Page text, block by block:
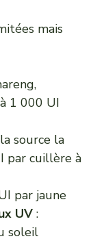
mais
1 000 UI
source la
par cuillère à
par jaune
UV :
soleil